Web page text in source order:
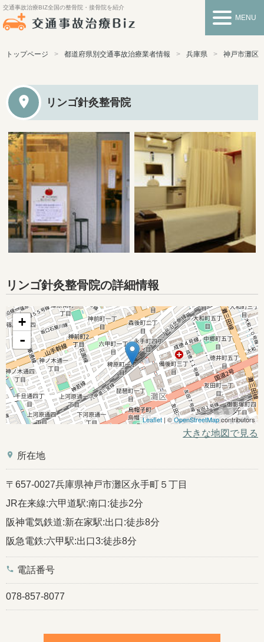
交通事故治療BIZ全国の整骨院・接骨院を紹介
MENU
トップページ 都道府県別交通事故治療業者情報 兵庫県 神戸市灘区
リンゴ針灸整骨院
リンゴ針灸整骨院の詳細情報
+
-
Leaflet | ©OpenStreetMapcontributors
大きな地図で見る
place 所在地
〒657-0027兵庫県神戸市灘区永手町５丁目
JR在来線:六甲道駅:南口:徒歩2分
阪神電気鉄道:新在家駅:出口:徒歩8分
阪急電鉄:六甲駅:出口3:徒歩8分
phone 電話番号
078-857-8077